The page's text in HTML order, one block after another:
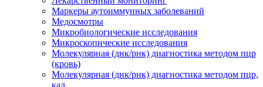
Маркеры аутоиммунных заболеваний
Медосмотры
Микробиологические исследования
Микроскопические исследования
Молекулярная (днк/рнк) диагностика методом пцр
(кровь)
Молекулярная (днк/рнк) диагностика методом пцр,
кал